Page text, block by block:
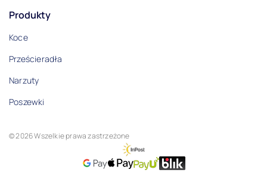
Produkty
Koce
Prześcieradła
Narzuty
Poszewki
© 2026 Wszelkie prawa zastrzeżone